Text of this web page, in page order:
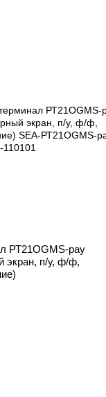
РТ21OGMS-pay
экран, п/у, ф/ф,